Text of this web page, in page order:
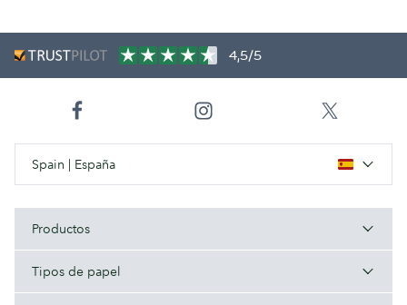
4,5/5
Spain | España
Productos
Tipos de papel